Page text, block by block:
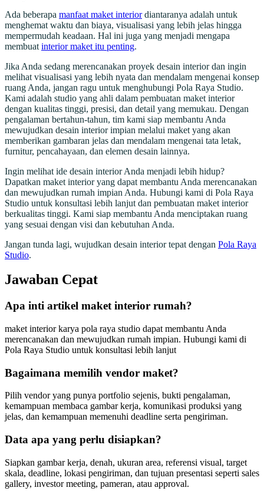
Ada beberapa manfaat maket interiordiantaranya adalah untuk
menghemat waktu dan biaya, visualisasi yang lebih jelas hingga
mempermudah keadaan. Hal ini juga yang menjadi mengapa
membuat interior maket itu penting.
Jika Anda sedang merencanakan proyek desain interior dan ingin
melihat visualisasi yang lebih nyata dan mendalam mengenai konsep
ruang Anda, jangan ragu untuk menghubungi Pola Raya Studio.
Kami adalah studio yang ahli dalam pembuatan maket interior
dengan kualitas tinggi, presisi, dan detail yang memukau. Dengan
pengalaman bertahun-tahun, tim kami siap membantu Anda
mewujudkan desain interior impian melalui maket yang akan
memberikan gambaran jelas dan mendalam mengenai tata letak,
furnitur, pencahayaan, dan elemen desain lainnya.
Ingin melihat ide desain interior Anda menjadi lebih hidup?
Dapatkan maket interior yang dapat membantu Anda merencanakan
dan mewujudkan rumah impian Anda. Hubungi kami di Pola Raya
Studio untuk konsultasi lebih lanjut dan pembuatan maket interior
berkualitas tinggi. Kami siap membantu Anda menciptakan ruang
yang sesuai dengan visi dan kebutuhan Anda.
Jangan tunda lagi, wujudkan desain interior tepat dengan Pola Raya
Studio.
Jawaban Cepat
Apa inti artikel maket interior rumah?
maket interior karya pola raya studio dapat membantu Anda
merencanakan dan mewujudkan rumah impian. Hubungi kami di
Pola Raya Studio untuk konsultasi lebih lanjut
Bagaimana memilih vendor maket?
Pilih vendor yang punya portfolio sejenis, bukti pengalaman,
kemampuan membaca gambar kerja, komunikasi produksi yang
jelas, dan kemampuan memenuhi deadline serta pengiriman.
Data apa yang perlu disiapkan?
Siapkan gambar kerja, denah, ukuran area, referensi visual, target
skala, deadline, lokasi pengiriman, dan tujuan presentasi seperti sales
gallery, investor meeting, pameran, atau approval.